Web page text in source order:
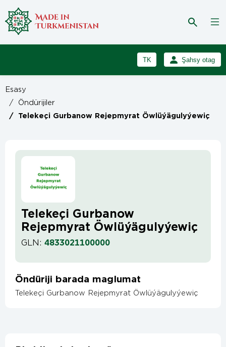
TK
RU
Şahsy otag
Esasy
/
Öndürijiler
/ Telekeçi Gurbanow Rejepmyrat Öwlüýägulyýewiç
Telekeçi Gurbanow
Rejepmyrat Öwlüýägulyýewiç
GLN: 4833021100000
Öndüriji barada maglumat
Telekeçi Gurbanow Rejepmyrat Öwlüýägulyýewiç